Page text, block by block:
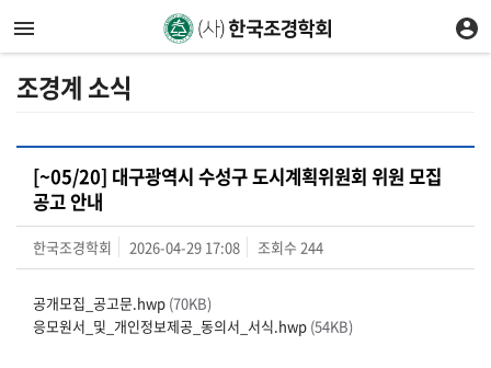
조경계 소식
[~05/20] 대구광역시 수성구 도시계획위원회 위원 모집
공고 안내
한국조경학회 2026-04-29 17:08 조회수 244
공개모집_공고문.hwp (70KB)
응모원서_및_개인정보제공_동의서_서식.hwp (54KB)